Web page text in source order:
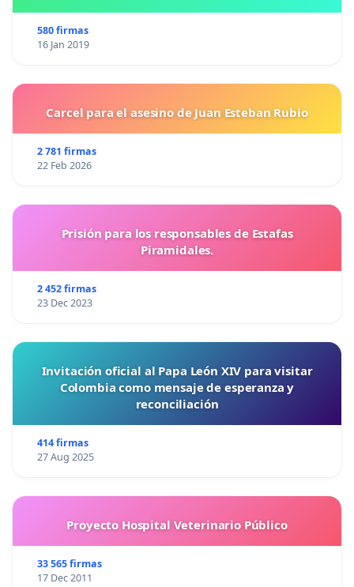
580 firmas
16 Jan 2019
Carcel para el asesino de Juan Esteban Rubio
2 781 firmas
22 Feb 2026
Prisión para los responsables de Estafas
Piramidales.
2 452 firmas
23 Dec 2023
Invitación oficial al Papa León XIV para visitar
Colombia como mensaje de esperanza y
reconciliación
414 firmas
27 Aug 2025
Proyecto Hospital Veterinario Público
33 565 firmas
17 Dec 2011